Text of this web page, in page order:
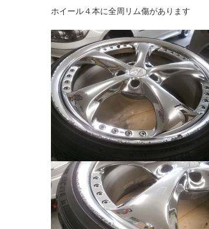
ホイール４本に全周リム傷があります